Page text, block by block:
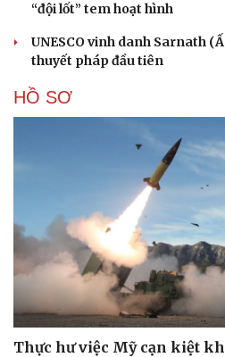
“đội lốt” tem hoạt hình
UNESCO vinh danh Sarnath
thuyết pháp đầu tiên
HỒ SƠ
Thực hư việc Mỹ cạn kiệt